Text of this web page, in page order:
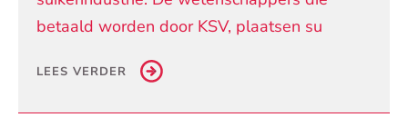
betaald worden door KSV, plaatsen su
LEES VERDER